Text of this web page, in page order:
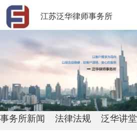
江苏泛华律师事务所
事务所新闻 法律法规 泛华讲堂